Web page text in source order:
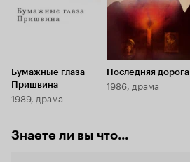
Бумажные глаза
Пришвина
1989, драма
Последняя дорога
1986, драма
Знаете ли вы что...